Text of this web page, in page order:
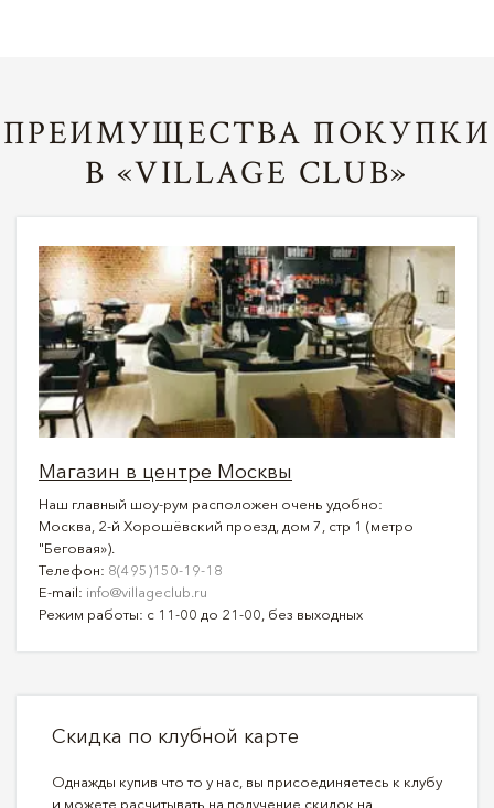
ПРЕИМУЩЕСТВА ПОКУПКИ
В «VILLAGE CLUB»
Магазин в центре Москвы
Наш главный шоу-рум расположен очень удобно:
Москва, 2-й Хорошёвский проезд, дом 7, стр 1 (метро
"Беговая»).
Телефон: 8(495)150-19-18
E-mail: info@villageclub.ru
Режим работы: с 11-00 до 21-00, без выходных
Скидка по клубной карте
Однажды купив что то у нас, вы присоединяетесь к клубу
и можете расчитывать на получение скидок на